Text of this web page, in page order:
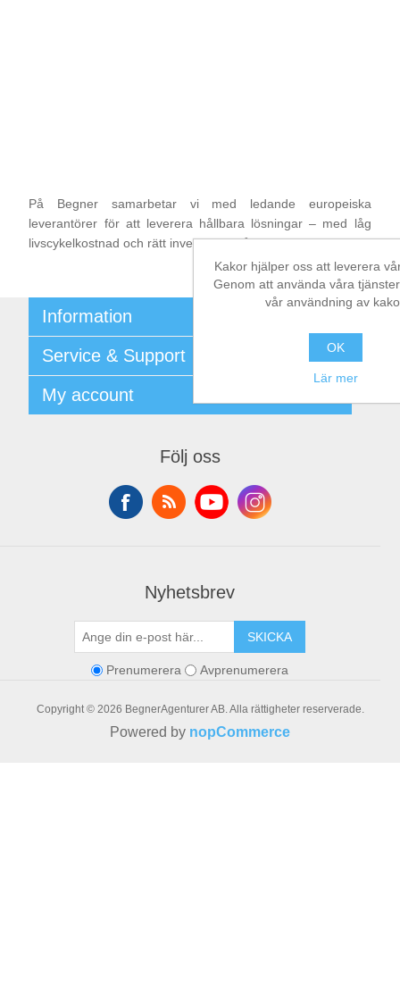
På Begner samarbetar vi med ledande europeiska
leverantörer för att leverera hållbara lösningar – med låg
livscykelkostnad och rätt investering från början.
Information
Integritetspolicy
Terms & Conditions
Begner System / iba Nordic
Service & Support
Leverantörslista
My account
Följ oss
Nyhetsbrev
SKICKA
Prenumerera Avprenumerera
Copyright © 2026 BegnerAgenturer AB. Alla rättigheter reserverade.
Powered by nopCommerce
Kakor hjälper oss att leverera
Genom att använda våra
vår användning av
OK
Lär mer